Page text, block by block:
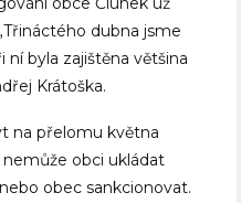
dubna jsme
byla zajištěna většina
Krátoška.
na přelomu května
nemůže obci ukládat
obec sankcionovat.